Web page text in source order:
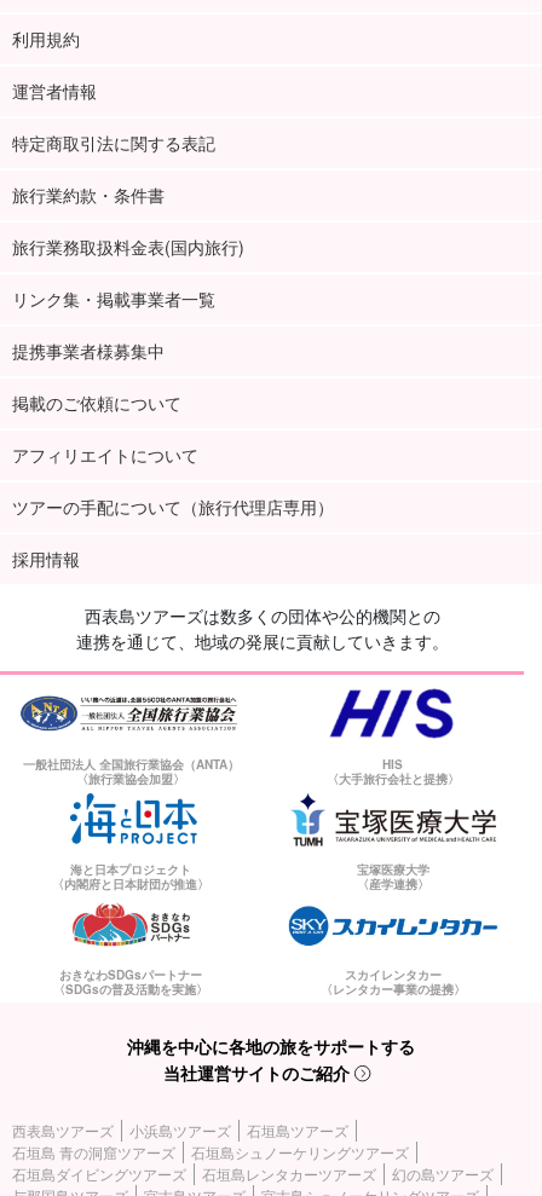
《 フェリーチケット予約から乗船方法 》
こちらのプランは、アクティビティとフェリーチケットがセット
になっておりますが、フェリーの時間を選択しお申し込みしてい
■フェリーは下記便をお申し込みください。
お客様都合で乗り遅れた場合は、お客様負担、弊社都合で乗り遅
れた場合は弊社負担いたします。
石垣港離島ターミナルでのフェリーへの乗船方法は、
届く予約完了メールに記載されている手順に従ってご乗船くださ
利用規約
運営者情報
特定商取引法に関する表記
旅行業約款・条件書
旅行業務取扱料金表(国内旅行)
リンク集・掲載事業者一覧
提携事業者様募集中
掲載のご依頼について
アフィリエイトについて
ツアーの手配について（旅行代理店専用）
採用情報
西表島ツアーズは数多くの団体や公的機関との
連携を通じて、地域の発展に貢献していきます。
一般社団法人 全国旅行業協会（ANTA）
〈旅行業協会加盟〉
HIS
〈大手旅行会社と提携〉
海と日本プロジェクト
〈内閣府と日本財団が推進〉
宝塚医療大学
〈産学連携〉
おきなわSDGsパートナー
〈SDGsの普及活動を実施〉
スカイレンタカー
〈レンタカー事業の提携〉
沖縄を中心に各地の旅をサポートする
当社運営サイトのご紹介
西表島ツアーズ 小浜島ツアーズ
石垣島ツアーズ
石垣島 青の洞窟ツアーズ
石垣島シュノーケリングツアーズ
石垣島ダイビングツアーズ
石垣島レンタカーツアーズ
幻の島ツアーズ